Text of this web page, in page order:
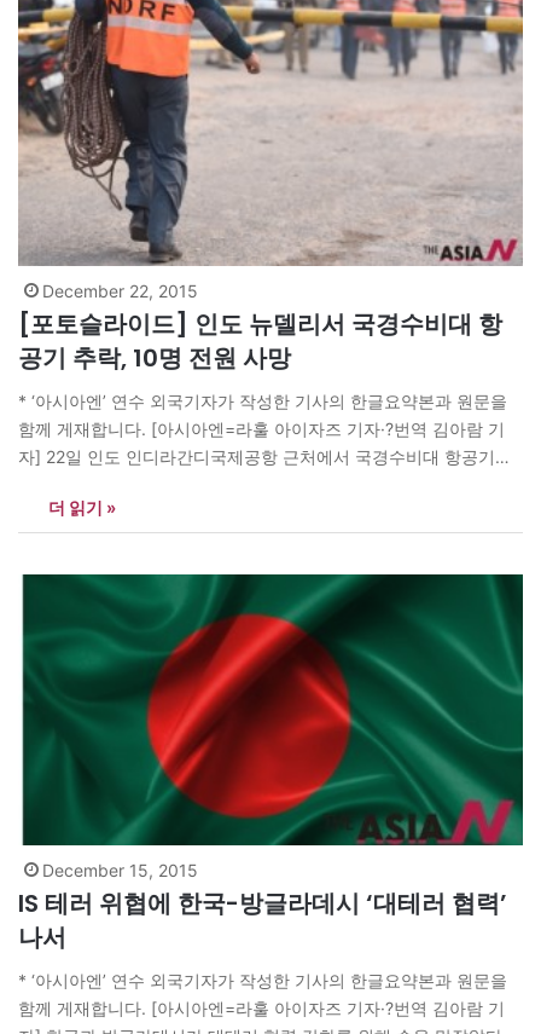
December 22, 2015
[포토슬라이드] 인도 뉴델리서 국경수비대 항
공기 추락, 10명 전원 사망
* ‘아시아엔’ 연수 외국기자가 작성한 기사의 한글요약본과 원문을
함께 게재합니다. [아시아엔=라훌 아이자즈 기자·?번역 김아람 기
자] 22일 인도 인디라간디국제공항 근처에서 국경수비대 항공기가
는 국경수비대 장교와 헬기 정비 기술자 등도 포함된 것으로 전해졌
다. 인도 동부 자르칸드 주로 향하던 중이었던 국경수비대 소속 항공
더 읽기 »
December 15, 2015
IS 테러 위협에 한국-방글라데시 ‘대테러 협력’
나서
* ‘아시아엔’ 연수 외국기자가 작성한 기사의 한글요약본과 원문을
함께 게재합니다. [아시아엔=라훌 아이자즈 기자·?번역 김아람 기